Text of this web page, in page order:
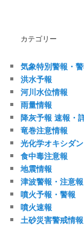
カテゴリー
気象特別警報・
洪水予報
河川水位情報
雨量情報
降灰予報 速報・
竜巻注意情報
光化学オキシダ
食中毒注意報
地震情報
津波警報・注意報
噴火予報・警報
噴火速報
土砂災害警戒情報